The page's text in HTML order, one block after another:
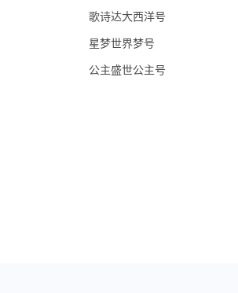
歌诗达大西洋号
星梦世界梦号
公主盛世公主号